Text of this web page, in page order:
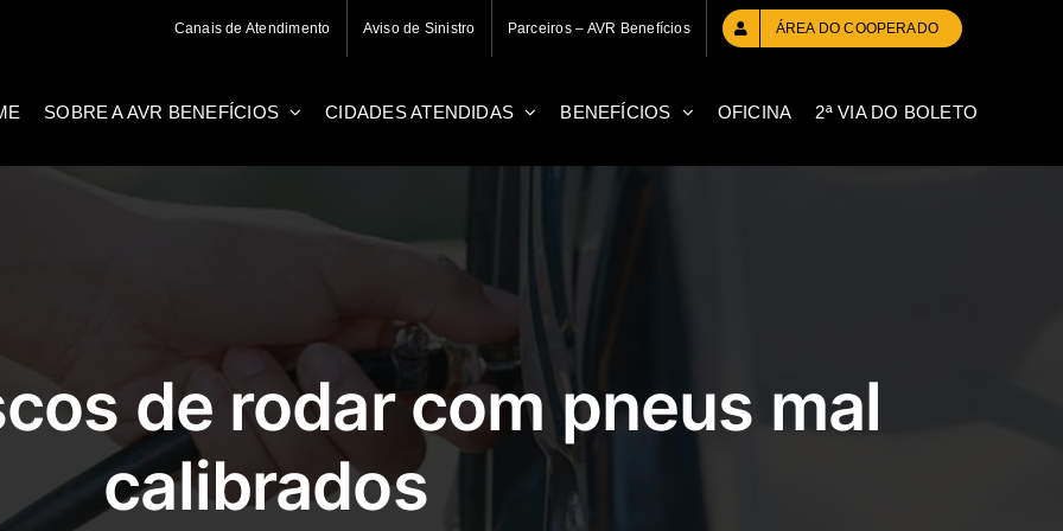
Canais de Atendimento Aviso de Sinistro Parceiros – AVR Benefícios ÁREA DO COOPERADO
SOBRE A AVR BENEFÍCIOS CIDADES ATENDIDAS BENEFÍCIOS OFICINA 2ª VIA DO BOLETO
de rodar com pneus mal
calibrados